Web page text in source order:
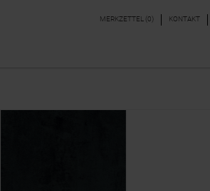
MERKZETTEL (0) KONTAKT